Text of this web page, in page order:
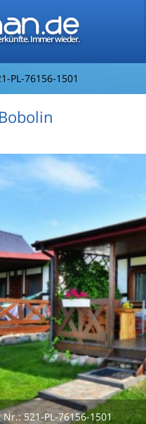
Immer wieder.
PL-76156-1501
Nr.:521-PL-76156-1501